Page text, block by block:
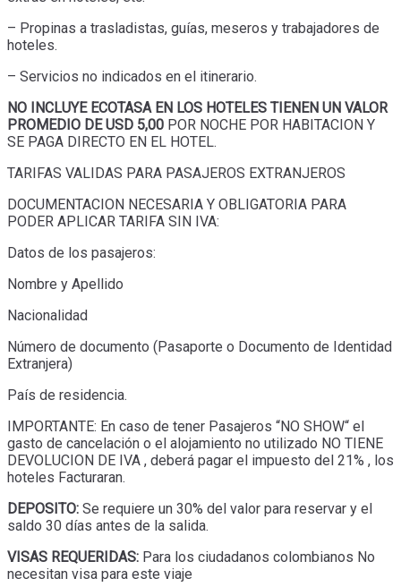
– Propinas a trasladistas, guías, meseros y trabajadores de
hoteles.
– Servicios no indicados en el itinerario.
NO INCLUYE ECOTASA EN LOS HOTELES TIENEN UN VALOR
PROMEDIO DE USD 5,00 POR NOCHE POR HABITACION Y
SE PAGA DIRECTO EN EL HOTEL.
TARIFAS VALIDAS PARA PASAJEROS EXTRANJEROS
DOCUMENTACION NECESARIA Y OBLIGATORIA PARA
PODER APLICAR TARIFA SIN IVA:
Datos de los pasajeros:
Nombre y Apellido
Nacionalidad
Número de documento (Pasaporte o Documento de Identidad
Extranjera)
País de residencia.
IMPORTANTE: En caso de tener Pasajeros “NO SHOW“ el
gasto de cancelación o el alojamiento no utilizado NO TIENE
DEVOLUCION DE IVA , deberá pagar el impuesto del 21% , los
hoteles Facturaran.
DEPOSITO: Se requiere un 30% del valor para reservar y el
saldo 30 días antes de la salida.
VISAS REQUERIDAS: Para los ciudadanos colombianos No
necesitan visa para este viaje